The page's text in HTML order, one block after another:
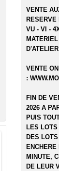
VENTE
RESERVE
VU - VI -
VENTE
:
FIN DE
2026 A
PUIS
LES
DES
MINUTE,
DE LEUR